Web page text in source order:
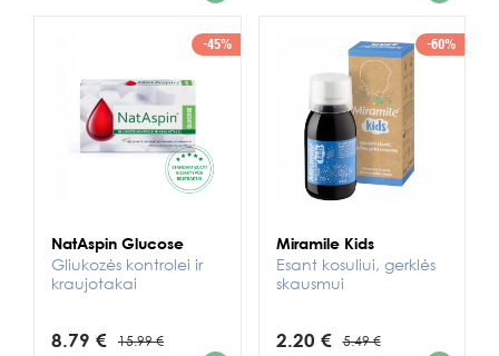
-45%
NatAspin Glucose
Gliukozės kontrolei ir
kraujotakai
8.79 € 15.99 €
-60%
Miramile Kids
Esant kosuliui, gerklės
skausmui
2.20 € 5.49 €